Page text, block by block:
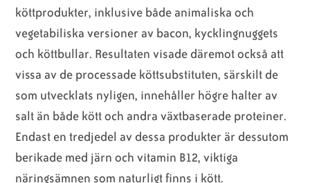
köttprodukter, inklusive både animaliska och
vegetabiliska versioner av bacon, kycklingnuggets
och köttbullar. Resultaten visade däremot också att
vissa av de processade köttsubstituten, särskilt de
som utvecklats nyligen, innehåller högre halter av
salt än både kött och andra växtbaserade proteiner.
Endast en tredjedel av dessa produkter är dessutom
berikade med järn och vitamin B12, viktiga
näringsämnen som naturligt finns i kött.